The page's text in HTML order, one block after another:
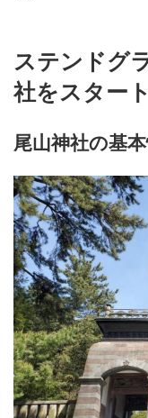
ステンドグ
社をスタート
尾山神社の基